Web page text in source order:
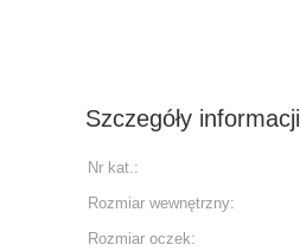
Szczegóły informacji
Nr kat.:
Rozmiar wewnętrzny:
Rozmiar oczek: